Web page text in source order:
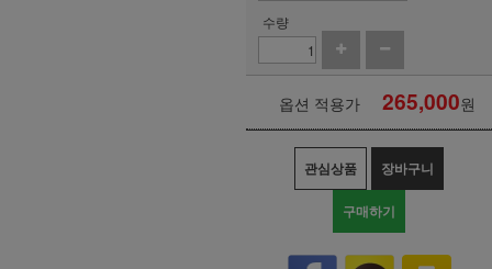
수량
옵션 적용가 265,000원
관심상품 장바구니
구매하기